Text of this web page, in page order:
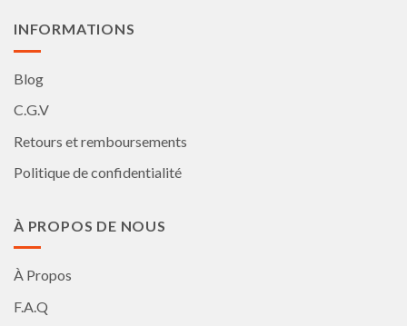
INFORMATIONS
Blog
C.G.V
Retours et remboursements
Politique de confidentialité
À PROPOS DE NOUS
À Propos
F.A.Q